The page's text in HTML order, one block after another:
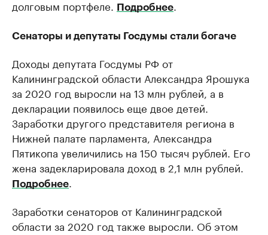
долговым портфеле. Подробнее
Сенаторы и депутаты Госдумы стали богаче
Доходы депутата Госдумы РФ от
Калининградской области Александра Ярошука
за 2020 год выросли на 13 млн рублей, а в
декларации появилось еще двое детей.
Заработки другого представителя региона в
Нижней палате парламента, Александра
Пятикопа увеличились на 150 тысяч рублей. Его
жена задекларировала доход в 2,1 млн рублей.
Подробнее
Заработки сенаторов от Калининградской
области за 2020 год также выросли. Об этом